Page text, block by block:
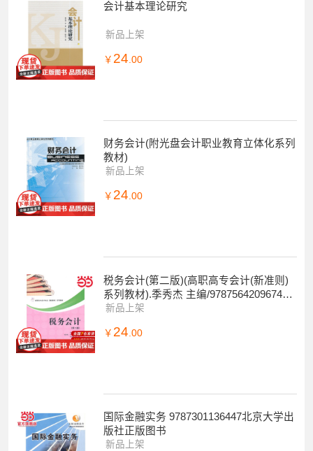
会计基本理论研究
新品上架
￥ 24 .00
财务会计(附光盘会计职业教育立体化系列
教材)
新品上架
￥ 24.00
税务会计(第二版)(高职高专会计(新准则)
系列教材).季秀杰 主编/9787564209674上
海财经大学出版社
新品上架
￥ 24 .00
国际金融实务 9787301136447北京大学出
版社正版图书
新品上架